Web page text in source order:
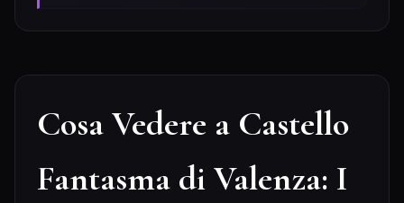
Cosa Vedere a Castello
Fantasma di Valenza: I